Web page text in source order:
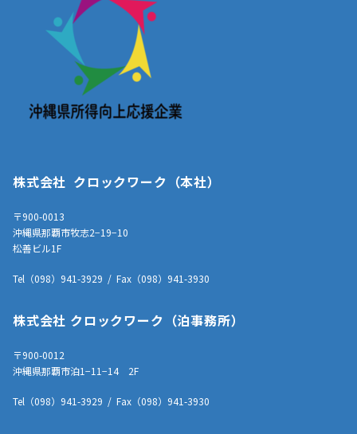
株式会社 クロックワーク（本社）
〒900-0013
沖縄県那覇市牧志2−19−10
松善ビル1F
Tel（098）941-3929 / Fax（098）941-3930
株式会社 クロックワーク（泊事務所）
〒900-0012
沖縄県那覇市泊1−11−14 2F
Tel（098）941-3929 / Fax（098）941-3930